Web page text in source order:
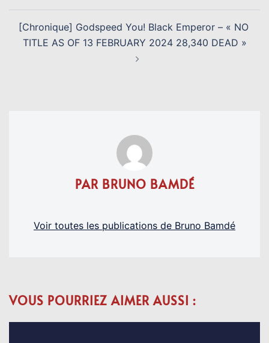
[Chronique] Godspeed You! Black Emperor – « NO​ ​
TITLE AS OF 13 FEBRUARY 2024 28​,​340 DEAD »
PAR BRUNO BAMDÉ
Voir toutes les publications de Bruno Bamdé
VOUS POURRIEZ AIMER AUSSI :